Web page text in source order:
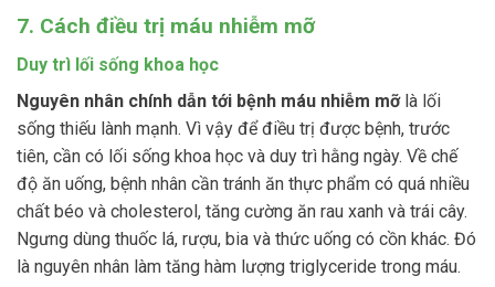
7. Cách điều trị máu nhiễm mỡ
Duy trì lối sống khoa học
Nguyên nhân chính dẫn tới bệnh máu nhiễm mỡlà lối
sống thiếu lành mạnh. Vì vậy để điều trị được bệnh, trước
tiên, cần có lối sống khoa học và duy trì hằng ngày. Về chế
độ ăn uống, bệnh nhân cần tránh ăn thực phẩm có quá nhiều
chất béo và cholesterol, tăng cường ăn rau xanh và trái cây.
Ngưng dùng thuốc lá, rượu, bia và thức uống có cồn khác. Đó
là nguyên nhân làm tăng hàm lượng triglyceride trong máu.